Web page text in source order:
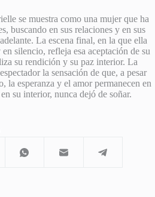
se muestra como una mujer que ha
buscando en sus relaciones y en sus
La escena final, en la que ella
silencio, refleja esa aceptación de su
su rendición y su paz interior. La
la sensación de que, a pesar
la esperanza y el amor permanecen en
su interior, nunca dejó de soñar.